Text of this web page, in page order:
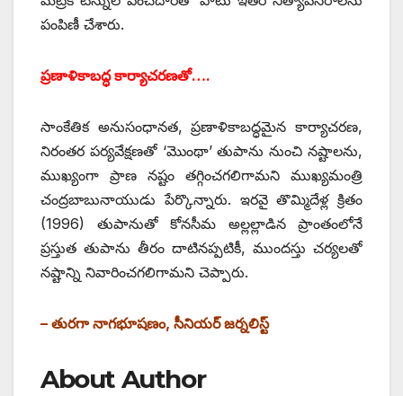
పంపిణీ చేశారు.
ప్రణాళికాబద్ధ కార్యాచరణతో….
సాంకేతిక అనుసంధానత, ప్రణాళికాబద్ధమైన కార్యాచరణ,
నిరంతర పర్యవేక్షణతో ‘మొంథా’ తుపాను నుంచి నష్టాలను,
ముఖ్యంగా ప్రాణ నష్టం తగ్గించగలిగామని ముఖ్యమంత్రి
చంద్రబాబునాయుడు పేర్కొన్నారు. ఇరవై తొమ్మిదేళ్ల క్రితం
(1996) తుపానుతో కోనసీమ అల్లల్లాడిన ప్రాంతంలోనే
ప్రస్తుత తుపాను తీరం దాటినప్పటికీ, ముందస్తు చర్యలతో
నష్టాన్ని నివారించగలిగామని చెప్పారు.
– తురగా నాగభూషణం, సీనియర్‌ జర్నలిస్ట్‌
About Author